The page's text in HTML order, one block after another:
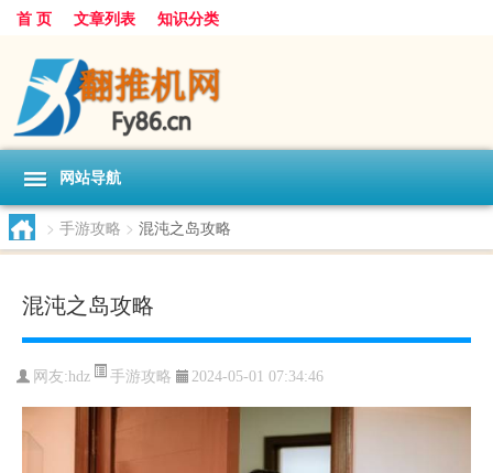
首 页 文章列表 知识分类
网站导航
> 手游攻略 > 混沌之岛攻略
混沌之岛攻略
网友:hdz 手游攻略 2024-05-01 07:34:46